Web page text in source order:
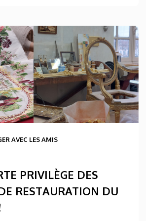
AVEC LES AMIS
PRIVILÈGE DES
RESTAURATION DU